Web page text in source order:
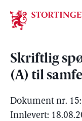
Stortinget.no
Skriftlig
(A) til
Dokument nr.
Innlevert: